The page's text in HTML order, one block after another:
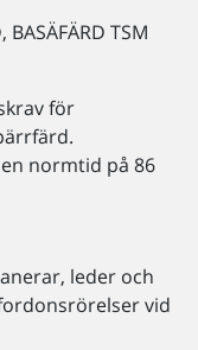
TSM
för
normtid på 86
leder och
vid